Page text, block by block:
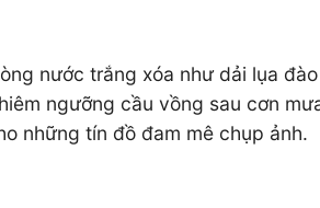
nước trắng xóa như dải lụa
ngưỡng cầu vồng sau cơn
những tín đồ đam mê chụp ảnh.